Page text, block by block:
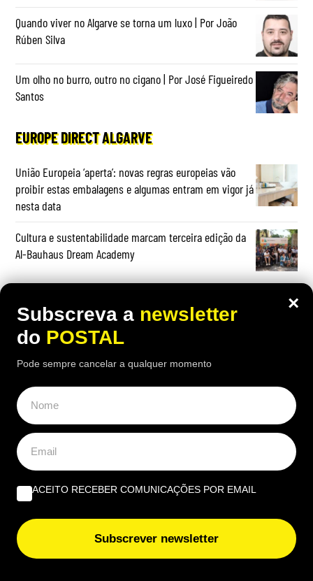
Quando viver no Algarve se torna um luxo | Por João
Rúben Silva
Um olho no burro, outro no cigano | Por José Figueiredo
Santos
EUROPE DIRECT ALGARVE
União Europeia ‘aperta’: novas regras europeias vão
proibir estas embalagens e algumas entram em vigor já
nesta data
Cultura e sustentabilidade marcam terceira edição da
Al-Bauhaus Dream Academy
×
Subscreva a newsletter
do POSTAL
Pode sempre cancelar a qualquer momento
ACEITO RECEBER COMUNICAÇÕES POR EMAIL
Subscrever newsletter